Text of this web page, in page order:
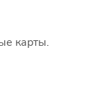
карты.